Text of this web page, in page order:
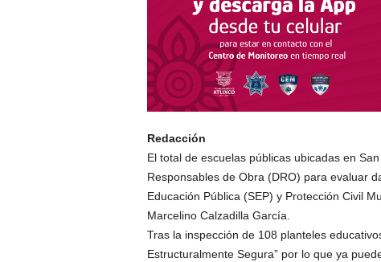
Redacción
El total de escuelas públicas ubicadas en
Responsables de Obra (DRO) para evaluar
Educación Pública (SEP) y Protección Civil
Marcelino Calzadilla García.
Tras la inspección de 108 planteles
Estructuralmente Segura” por lo que ya